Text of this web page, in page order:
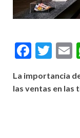
F
e
T
itt
La importancia
las ventas en las